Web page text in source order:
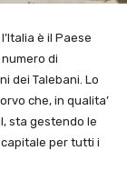
è il Paese
di
dei Talebani. Lo
che, in qualita’
sta gestendo le
per tutti i